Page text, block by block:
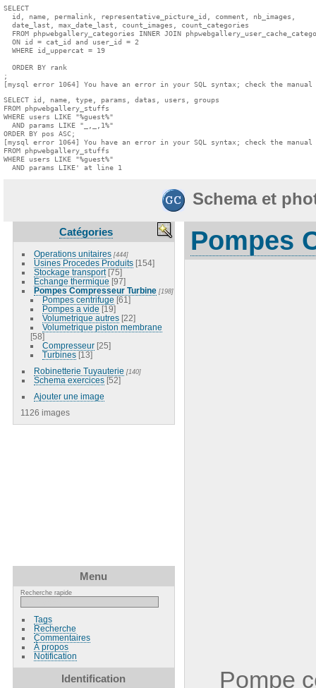
SELECT
  id, name, permalink, representative_picture_id, comment, nb_images,
  date_last, max_date_last, count_images, count_categories
FROM phpwebgallery_categories INNER JOIN
  ON id = cat_id and user_id = 2
  WHERE id_uppercat = 19
  ORDER BY rank
;
[mysql error 1064] You have an error in your SQL syntax; check the
SELECT id, name, type, params, datas, users, groups
FROM phpwebgallery_stuffs
WHERE users LIKE "%guest%"
  AND params LIKE "_,_,1%"
ORDER BY pos ASC;
[mysql error 1064] You have an error in your SQL syntax; check the
FROM phpwebgallery_stuffs
WHERE users LIKE "%guest%"
  AND params LIKE' at line 1
Schema et
Catégories
Operations unitaires [444]
Usines Procedes Produits [154]
Stockage transport [75]
Echange thermique [97]
Pompes Compresseur Turbine [198]
Pompes centrifuge [61]
Pompes a vide [19]
Volumetrique autres [22]
Volumetrique piston membrane
[58]
Compresseur [25]
Turbines [13]
Robinetterie Tuyauterie [140]
Schema exercices [52]
Ajouter une image
1126 images
Menu
Recherche rapide
Tags
Recherche
Commentaires
À propos
Notification
Identification
Pompes
Pompe